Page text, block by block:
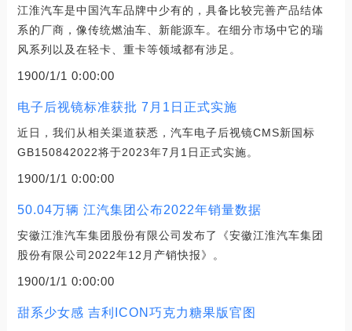
江淮汽车是中国汽车品牌中少有的，具备比较完善产品结体
系的厂商，像传统燃油车、新能源车。在细分市场中它的瑞
风系列以及在轻卡、重卡等领域都有涉足。
1900/1/1 0:00:00
电子后视镜标准获批 7月1日正式实施
近日，我们从相关渠道获悉，汽车电子后视镜CMS新国标
GB150842022将于2023年7月1日正式实施。
1900/1/1 0:00:00
50.04万辆 江汽集团公布2022年销量数据
安徽江淮汽车集团股份有限公司发布了《安徽江淮汽车集团
股份有限公司2022年12月产销快报》。
1900/1/1 0:00:00
甜系少女感 吉利ICON巧克力糖果版官图